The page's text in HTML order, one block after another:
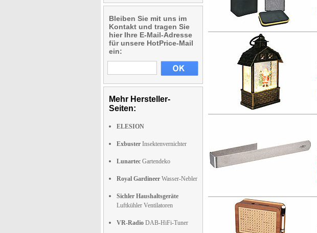
Bleiben Sie mit uns im
Kontakt und tragen Sie
hier Ihre E-Mail-Adresse
für unsere HotPrice-Mail
ein:
Mehr Hersteller-
Seiten:
ELESION
Exbuster Insektenvernichter
Lunartec Gartendeko
Royal Gardineer Wasser-Nebler
Sichler Haushaltsgeräte
Luftkühler Ventilatoren
VR-Radio DAB-HiFi-Tuner